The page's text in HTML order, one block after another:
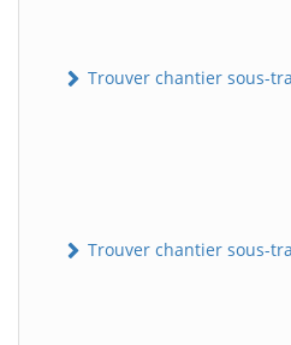
Trouver chantier sous-
Trouver chantier sous-